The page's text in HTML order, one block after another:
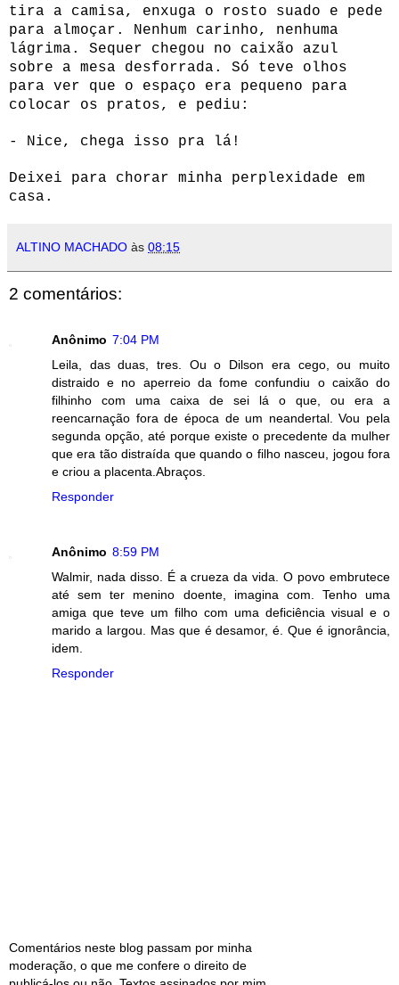
tira a camisa, enxuga o rosto suado e pede
para almoçar. Nenhum carinho, nenhuma
lágrima. Sequer chegou no caixão azul
sobre a mesa desforrada. Só teve olhos
para ver que o espaço era pequeno para
colocar os pratos, e pediu:
- Nice, chega isso pra lá!
Deixei para chorar minha perplexidade em
casa.
ALTINO MACHADO às 08:15
2 comentários:
Anônimo 7:04 PM
Leila, das duas, tres. Ou o Dilson era cego, ou muito
distraido e no aperreio da fome confundiu o caixão do
filhinho com uma caixa de sei lá o que, ou era a
reencarnação fora de época de um neandertal. Vou pela
segunda opção, até porque existe o precedente da mulher
que era tão distraída que quando o filho nasceu, jogou fora
e criou a placenta.Abraços.
Responder
Anônimo 8:59 PM
Walmir, nada disso. É a crueza da vida. O povo embrutece
até sem ter menino doente, imagina com. Tenho uma
amiga que teve um filho com uma deficiência visual e o
marido a largou. Mas que é desamor, é. Que é ignorância,
idem.
Responder
Comentários neste blog passam por minha
moderação, o que me confere o direito de